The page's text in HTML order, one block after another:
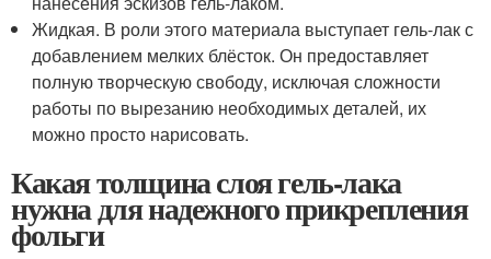
Жидкая. В роли этого материала выступает гель-лак с
добавлением мелких блёсток. Он предоставляет
полную творческую свободу, исключая сложности
работы по вырезанию необходимых деталей, их
можно просто нарисовать.
Какая толщина слоя гель-лака
нужна для надежного прикрепления
фольги